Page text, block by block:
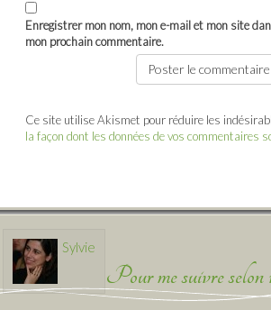
Enregistrer mon nom, mon e-mail et mon site
mon prochain commentaire.
Ce site utilise Akismet pour réduire les
la façon dont les données de vos commentaires
Sylvie
Pour me suivre selon